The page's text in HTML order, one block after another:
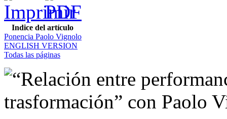
Indice del artículo
Ponencia Paolo Vignolo
ENGLISH VERSION
Todas las páginas
“Relación entre
trasformación” con Paolo